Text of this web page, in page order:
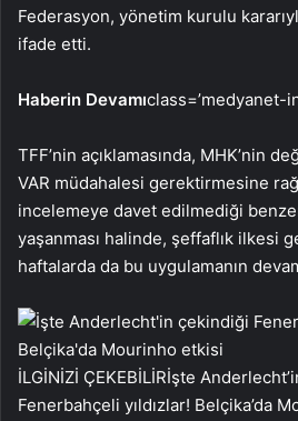
Federasyon, yönetim kurulu
ifade etti.
Haberin Devamıclass=’medyanet-
TFF’nin açıklamasında, MHK’nin
VAR müdahalesi gerektirmesine
incelemeye davet edilmediği
yaşanması halinde, şeffaflık ilkesi
haftalarda da bu uygulamanın
İLGİNİZİ ÇEKEBİLİRİşte
Fenerbahçeli yıldızlar! Belçika’da